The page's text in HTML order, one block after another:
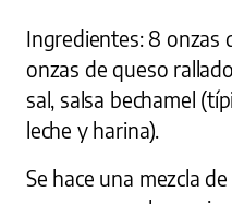
Ingredientes: 8 onzas
onzas de queso
sal, salsa bechamel
leche y harina).
Se hace una mezcla